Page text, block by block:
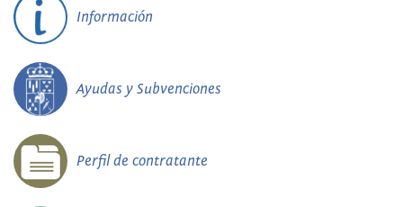
Información
Ayudas y Subvenciones
Perfil de contratante